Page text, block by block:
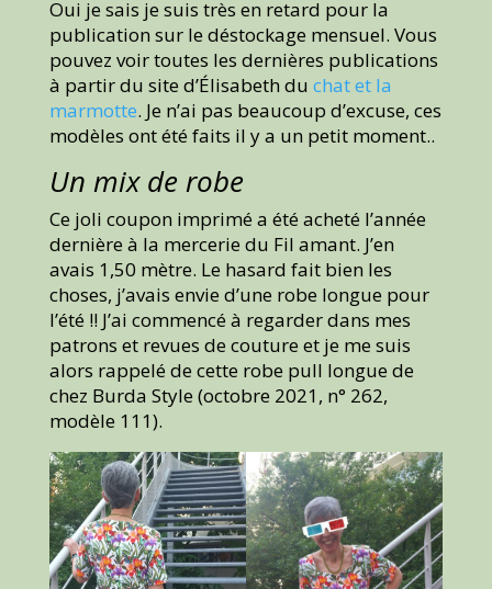
Oui je sais je suis très en retard pour la
publication sur le déstockage mensuel. Vous
pouvez voir toutes les dernières publications
à partir du site d’Élisabeth du chat et la
marmotte. Je n’ai pas beaucoup d’excuse, ces
modèles ont été faits il y a un petit moment..
Un mix de robe
Ce joli coupon imprimé a été acheté l’année
dernière à la mercerie du Fil amant. J’en
avais 1,50 mètre. Le hasard fait bien les
choses, j’avais envie d’une robe longue pour
l’été !! J’ai commencé à regarder dans mes
patrons et revues de couture et je me suis
alors rappelé de cette robe pull longue de
chez Burda Style (octobre 2021, n° 262,
modèle 111).